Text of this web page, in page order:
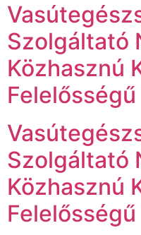
Szolgáltató
Közhasznú
Szolgáltató
Közhasznú